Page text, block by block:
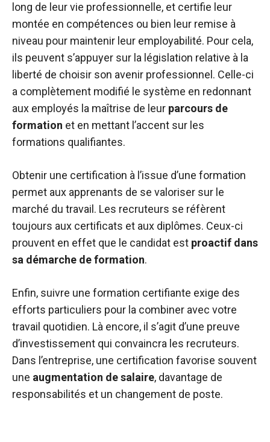
long de leur vie professionnelle, et certifie leur
montée en compétences ou bien leur remise à
niveau pour maintenir leur employabilité. Pour cela,
ils peuvent s’appuyer sur la législation relative à la
liberté de choisir son avenir professionnel. Celle-ci
a complètement modifié le système en redonnant
aux employés la maîtrise de leur parcours de
formation et en mettant l’accent sur les
formations qualifiantes.
Obtenir une certification à l’issue d’une formation
permet aux apprenants de se valoriser sur le
marché du travail. Les recruteurs se réfèrent
toujours aux certificats et aux diplômes. Ceux-ci
prouvent en effet que le candidat est proactif dans
sa démarche de formation.
Enfin, suivre une formation certifiante exige des
efforts particuliers pour la combiner avec votre
travail quotidien. Là encore, il s’agit d’une preuve
d’investissement qui convaincra les recruteurs.
Dans l’entreprise, une certification favorise souvent
une augmentation de salaire, davantage de
responsabilités et un changement de poste.